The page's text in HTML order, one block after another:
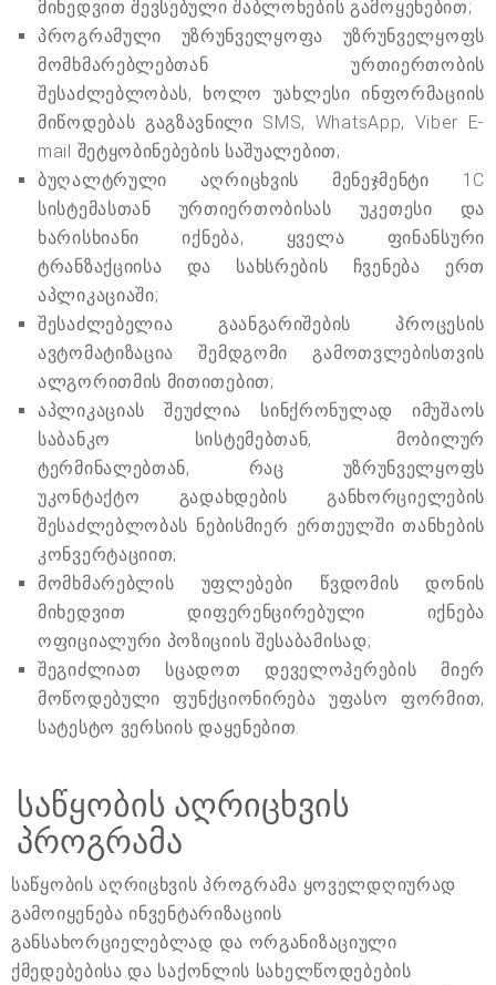
მიხედვით შევსებული შაბლონების გამოყენებით;
პროგრამული უზრუნველყოფა უზრუნველყოფს
მომხმარებლებთან ურთიერთობის
შესაძლებლობას, ხოლო უახლესი ინფორმაციის
მიწოდებას გაგზავნილი SMS, WhatsApp, Viber E-
mail შეტყობინებების საშუალებით;
ბუღალტრული აღრიცხვის მენეჯმენტი 1C
სისტემასთან ურთიერთობისას უკეთესი და
ხარისხიანი იქნება, ყველა ფინანსური
ტრანზაქციისა და სახსრების ჩვენება ერთ
აპლიკაციაში;
შესაძლებელია გაანგარიშების პროცესის
ავტომატიზაცია შემდგომი გამოთვლებისთვის
ალგორითმის მითითებით;
აპლიკაციას შეუძლია სინქრონულად იმუშაოს
საბანკო სისტემებთან, მობილურ
ტერმინალებთან, რაც უზრუნველყოფს
უკონტაქტო გადახდების განხორციელების
შესაძლებლობას ნებისმიერ ერთეულში თანხების
კონვერტაციით;
მომხმარებლის უფლებები წვდომის დონის
მიხედვით დიფერენცირებული იქნება
ოფიციალური პოზიციის შესაბამისად;
შეგიძლიათ სცადოთ დეველოპერების მიერ
მოწოდებული ფუნქციონირება უფასო ფორმით,
სატესტო ვერსიის დაყენებით.
საწყობის აღრიცხვის
პროგრამა
საწყობის აღრიცხვის პროგრამა ყოველდღიურად
გამოიყენება ინვენტარიზაციის
განსახორციელებლად და ორგანიზაციული
ქმედებებისა და საქონლის სახელწოდებების